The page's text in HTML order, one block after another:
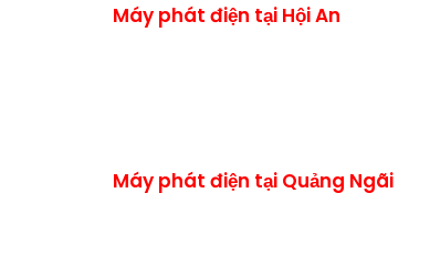
Máy phát điện tại Hội An
Máy phát điện tại Quảng Ngãi